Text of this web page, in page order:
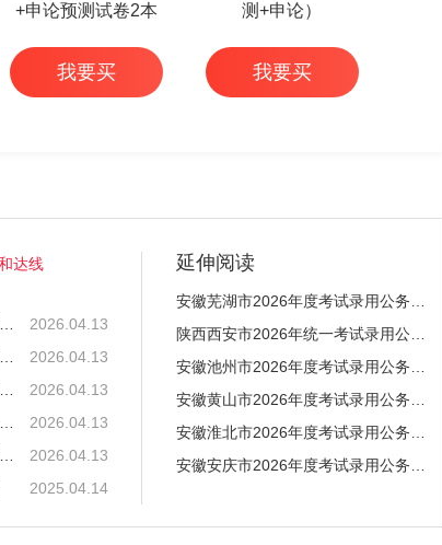
+申论预测试卷2本
我要买
测+申论）
我要买
达线
2026.04.13
2026.04.13
2026.04.13
2026.04.13
2026.04.13
2025.04.14
延伸阅读